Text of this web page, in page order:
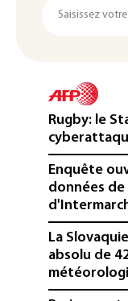
Rugby: le
Enquête
données de
La
absolu de